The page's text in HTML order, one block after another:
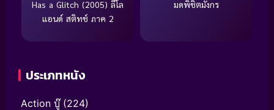
Has a Glitch (2005) ลีโล
แอนด์ สติทช์ ภาค 2
มดพิชิตมังกร
ประเภทหนัง
Action บู๊(224)